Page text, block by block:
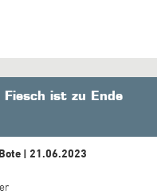
ist zu Ende
| 21.06.2023